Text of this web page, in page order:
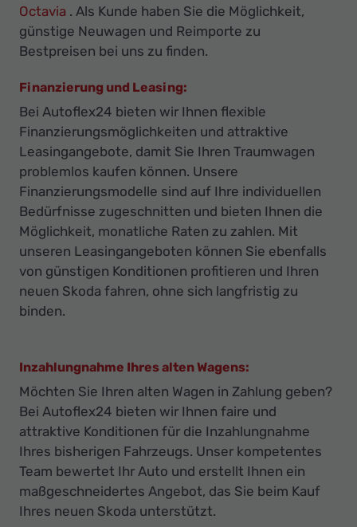
Octavia . Als Kunde haben Sie die Möglichkeit,
günstige Neuwagen und Reimporte zu
Bestpreisen bei uns zu finden.
Finanzierung und Leasing:
Bei Autoflex24 bieten wir Ihnen flexible
Finanzierungsmöglichkeiten und attraktive
Leasingangebote, damit Sie Ihren Traumwagen
problemlos kaufen können. Unsere
Finanzierungsmodelle sind auf Ihre individuellen
Bedürfnisse zugeschnitten und bieten Ihnen die
Möglichkeit, monatliche Raten zu zahlen. Mit
unseren Leasingangeboten können Sie ebenfalls
von günstigen Konditionen profitieren und Ihren
neuen Skoda fahren, ohne sich langfristig zu
binden.
Inzahlungnahme Ihres alten Wagens:
Möchten Sie Ihren alten Wagen in Zahlung geben?
Bei Autoflex24 bieten wir Ihnen faire und
attraktive Konditionen für die Inzahlungnahme
Ihres bisherigen Fahrzeugs. Unser kompetentes
Team bewertet Ihr Auto und erstellt Ihnen ein
maßgeschneidertes Angebot, das Sie beim Kauf
Ihres neuen Skoda unterstützt.